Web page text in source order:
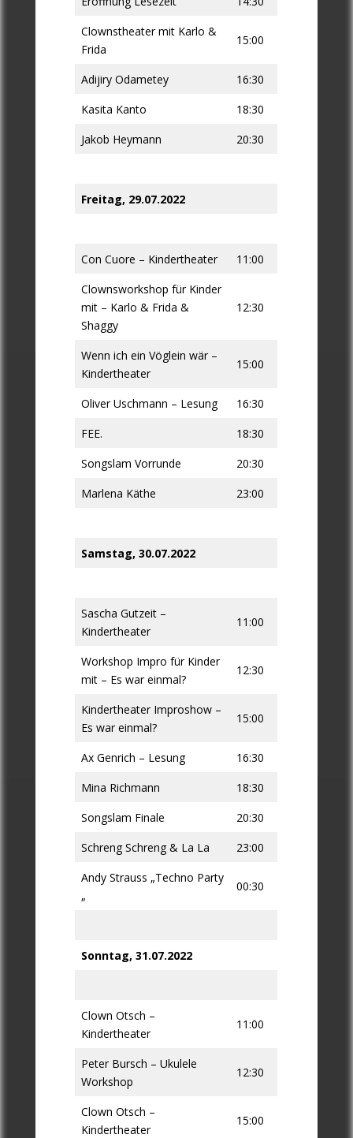
Clownstheater mit Karlo &
Frida
15:00
Adijiry Odametey
16:30
Kasita Kanto
18:30
Jakob Heymann
20:30
Freitag, 29.07.2022
Con Cuore – Kindertheater
11:00
Clownsworkshop für Kinder
mit – Karlo & Frida &
Shaggy
12:30
Wenn ich ein Vöglein wär –
Kindertheater
15:00
Oliver Uschmann – Lesung
16:30
FEE.
18:30
Songslam Vorrunde
20:30
Marlena Käthe
23:00
Samstag, 30.07.2022
Sascha Gutzeit –
Kindertheater
11:00
Workshop Impro für Kinder
mit – Es war einmal?
12:30
Kindertheater Improshow –
Es war einmal?
15:00
Ax Genrich – Lesung
16:30
Mina Richmann
18:30
Songslam Finale
20:30
Schreng Schreng & La La
23:00
Andy Strauss „Techno Party
„
00:30
Sonntag, 31.07.2022
Clown Otsch –
Kindertheater
11:00
Peter Bursch – Ukulele
Workshop
12:30
Clown Otsch –
Kindertheater
15:00